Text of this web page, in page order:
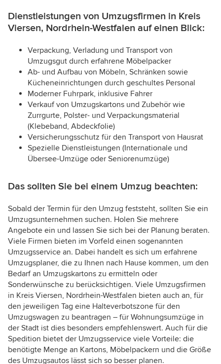
Dienstleistungen von Umzugsfirmen in Kreis
Viersen, Nordrhein-Westfalen auf einen Blick:
Verpackung, Verladung und Transport von
Umzugsgut durch erfahrene Möbelpacker
Ab- und Aufbau von Möbeln, Schränken sowie
Kücheneinrichtungen durch geschultes Personal
Moderner Fuhrpark, inklusive Fahrer
Verkauf von Umzugskartons und Zubehör wie
Zurrgurte, Polster- und Verpackungsmaterial
(Klebeband, Abdeckfolie)
Versicherungsschutz für den Transport von Hausrat
Spezielle Dienstleistungen (Internationale und
Übersee-Umzüge oder Seniorenumzüge)
Das sollten Sie bei einem Umzug beachten:
Sobald der Termin für den Umzug feststeht, sollten Sie ein
Umzugsunternehmen suchen. Holen Sie mehrere
Angebote ein und lassen Sie sich bei der Planung beraten.
Viele Firmen bieten im Vorfeld einen sogenannten
Umzugsservice an. Dabei handelt es sich um erfahrene
Umzugsplaner, die zu Ihnen nach Hause kommen, um den
Bedarf an Umzugskartons zu ermitteln oder
Sonderwünsche zu berücksichtigen. Viele Umzugsfirmen
in Kreis Viersen, Nordrhein-Westfalen bieten auch an, für
den jeweiligen Tag eine Halteverbotszone für den
Umzugswagen zu beantragen – für Wohnungsumzüge in
der Stadt ist dies besonders empfehlenswert. Auch für die
Spedition bietet der Umzugsservice viele Vorteile: die
benötigte Menge an Kartons, Möbelpackern und die Größe
des Umzugsautos lässt sich so besser planen.